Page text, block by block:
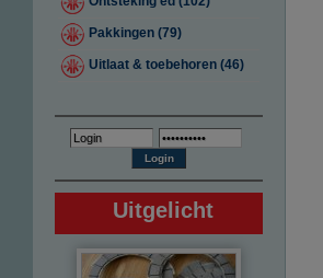
Pakkingen (79)
Uitlaat & toebehoren (46)
Uitgelicht